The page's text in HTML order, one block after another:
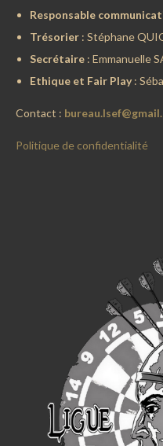
Responsable
Trésorier : Stéphane
Secrétaire: Emmanuelle
Ethique et Fair Play:
Contact :
Politique de confidentialité